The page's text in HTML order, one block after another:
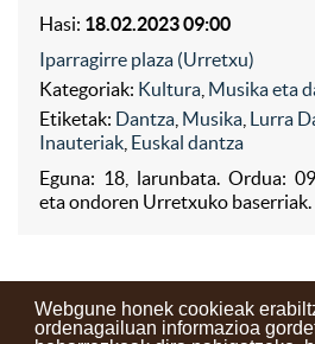
Webgune honek cookieak
ordenagailuan informazioa
Hasi: 18.02.2023 09:00
Iparragirre plaza (Urretxu)
Kategoriak: Kultura Musika eta
Etiketak: Dantza Musika Lurra
Inauteriak Euskal dantza
Eguna: 18, larunbata. Ordua:
eta ondoren Urretxuko baserriak.